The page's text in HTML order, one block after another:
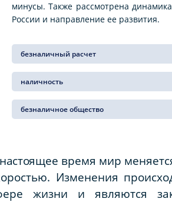
минусы. Также рассмотрена
России и направление ее развития.
безналичный расчет
наличность
безналичное общество
время мир
Изменения
жизни и являются